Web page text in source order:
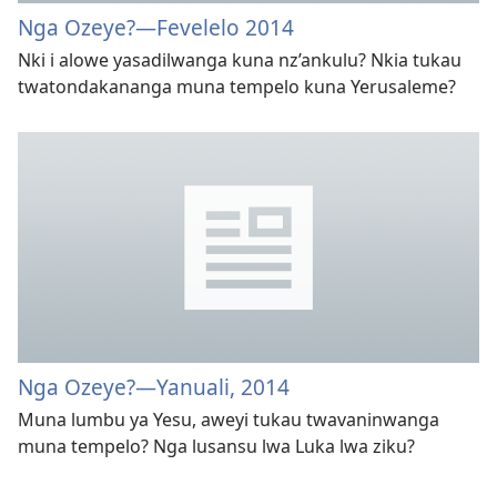
Nga Ozeye?—Fevelelo 2014
Nki i alowe yasadilwanga kuna nz’ankulu? Nkia tukau
twatondakananga muna tempelo kuna Yerusaleme?
Nga Ozeye?—Yanuali, 2014
Muna lumbu ya Yesu, aweyi tukau twavaninwanga
muna tempelo? Nga lusansu lwa Luka lwa ziku?